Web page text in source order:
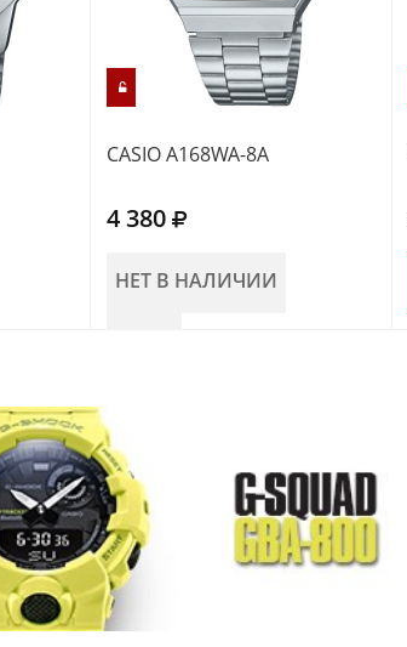
CASIO A168WA-8A
4 380
НЕТ В НАЛИЧИИ